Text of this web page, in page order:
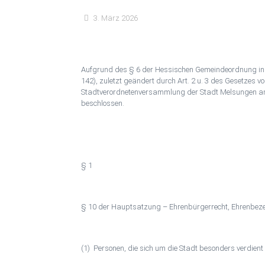
3. März 2026
Aufgrund des § 6 der Hessischen Gemeindeordnung
142), zuletzt geändert durch Art. 2 u. 3 des Gesetzes
Stadtverordnetenversammlung der Stadt Melsungen
beschlossen.
§ 1
§ 10 der Hauptsatzung – Ehrenbürgerrecht,
(1) Per­so­nen, die sich um die Stadt be­son­ders